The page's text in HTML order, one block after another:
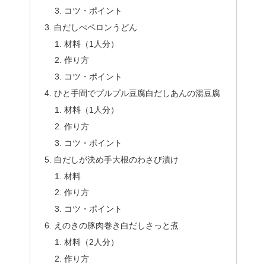
コツ・ポイント
白だしぺペロンうどん
材料（1人分）
作り方
コツ・ポイント
ひと手間でプルプル豆腐白だしあんの湯豆腐
材料（1人分）
作り方
コツ・ポイント
白だしが決め手大根のわさび漬け
材料
作り方
コツ・ポイント
えのきの豚肉巻き白だしさっと煮
材料（2人分）
作り方